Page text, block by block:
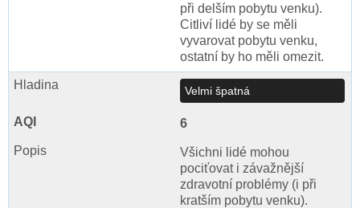
při delším pobytu venku).
Citliví lidé by se měli
vyvarovat pobytu venku,
ostatní by ho měli omezit.
Velmi špatná
6
Všichni lidé mohou
pociťovat i závažnější
zdravotní problémy (i při
kratším pobytu venku).